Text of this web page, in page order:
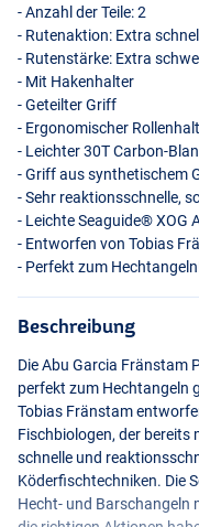
- Anzahl der Teile: 2
- Rutenaktion: Extra schnell
- Rutenstärke: Extra
- Mit Hakenhalter
- Geteilter Griff
- Ergonomischer
- Leichter 30T Carbon-
- Griff aus synthetischem
- Sehr reaktionsschnelle,
- Leichte Seaguide®XOG
- Entworfen von Tobias
- Perfekt zum
Beschreibung
Die Abu Garcia Fränstam
perfekt zum Hechtangeln
Tobias Fränstam
Fischbiologen, der bereits
schnelle und
Köderfischtechniken. Die
Hecht- und Barschangeln